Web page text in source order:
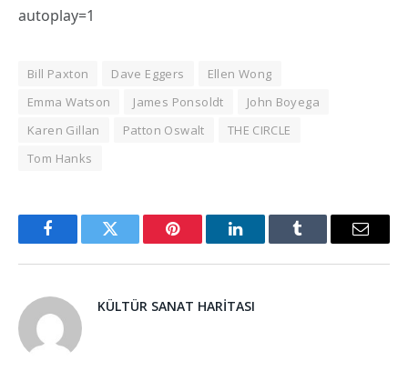
autoplay=1
Bill Paxton Dave Eggers
Ellen Wong
Emma Watson
James Ponsoldt
John Boyega
Karen Gillan
Patton Oswalt
THE CIRCLE
Tom Hanks
FacebookTwitter Pinterest LinkedInTumblr Email
KÜLTÜR SANAT HARITASI